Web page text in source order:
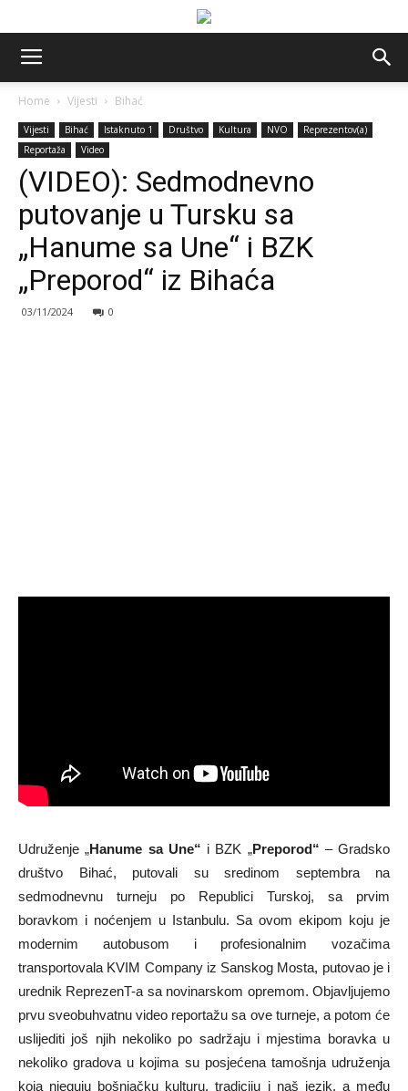
Home Vijesti Bihać
Vijesti Bihać Istaknuto 1 Društvo Kultura NVO
Reprezentov(a)
Reportaža
Video
(VIDEO): Sedmodnevno
putovanje u Tursku sa
„Hanume sa Une“ i BZK
„Preporod“ iz Bihaća
03/11/2024 0
Udruženje „Hanume sa Une“ i BZK „Preporod“ – Gradsko
društvo Bihać, putovali su sredinom septembra na
sedmodnevnu turneju po Republici Turskoj, sa prvim
boravkom i noćenjem u Istanbulu. Sa ovom ekipom koju je
modernim autobusom i profesionalnim vozačima
transportovala KVIM Company iz Sanskog Mosta, putovao je i
urednik ReprezenT-a sa novinarskom opremom. Objavljujemo
prvu sveobuhvatnu video reportažu sa ove turneje, a potom će
uslijediti još njih nekoliko po sadržaju i mjestima boravka u
nekoliko gradova u kojima su posjećena tamošnja udruženja
koja njeguju bošnjačku kulturu, tradiciju i naš jezik, a među